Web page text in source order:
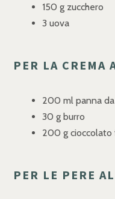
150 g zucchero
3 uova
PER LA CREMA
200 ml panna
30 g burro
200 g
PER LE PERE